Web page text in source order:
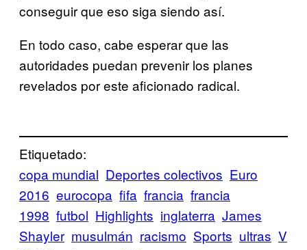
conseguir que eso siga siendo así.
En todo caso, cabe esperar que las
autoridades puedan prevenir los planes
revelados por este aficionado radical.
Etiquetado:
copa mundial Deportes colectivos Euro
2016 eurocopa fifa francia francia
1998 futbol Highlights inglaterra James
Shayler musulmán racismo Sports ultras V